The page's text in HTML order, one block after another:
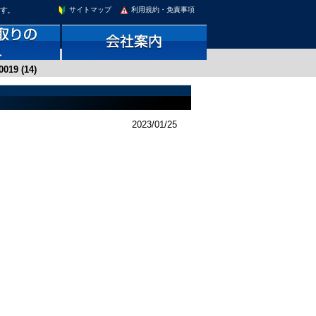
。
利用規約・免責事項
サイトマップ
(14)
2023/01/25